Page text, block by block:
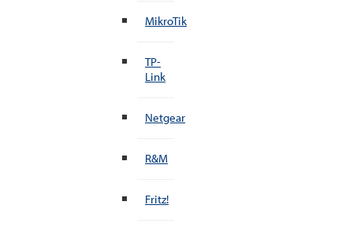
MikroTik
TP-
Link
Netgear
R&M
Fritz!